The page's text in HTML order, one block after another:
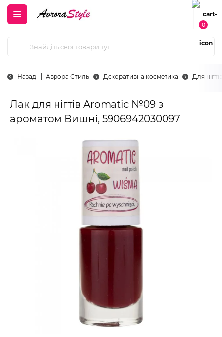
0
Назад Аврора Стиль Декоративна косметика Для нігтів
Лак для нігтів Aromatic №09 з
ароматом Вишні, 5906942030097